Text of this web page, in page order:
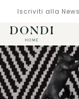
Iscriviti alla